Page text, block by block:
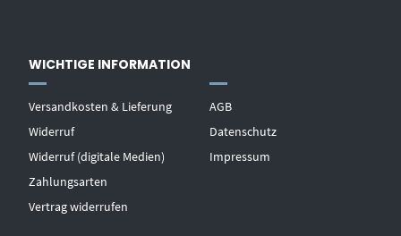
WICHTIGE INFORMATION
Versandkosten & Lieferung
Widerruf
Widerruf (digitale Medien)
Zahlungsarten
Vertrag widerrufen
AGB
Datenschutz
Impressum